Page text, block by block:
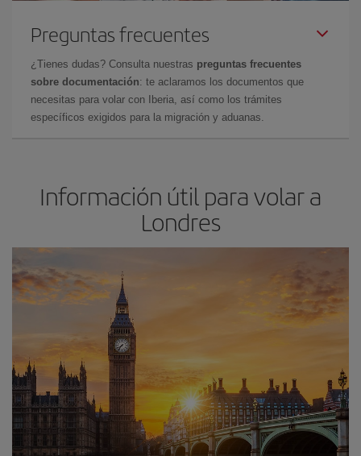
Preguntas frecuentes
¿Tienes dudas? Consulta nuestras preguntas frecuentes
sobre documentación: te aclaramos los documentos que
necesitas para volar con Iberia, así como los trámites
específicos exigidos para la migración y aduanas.
Información útil para volar a
Londres